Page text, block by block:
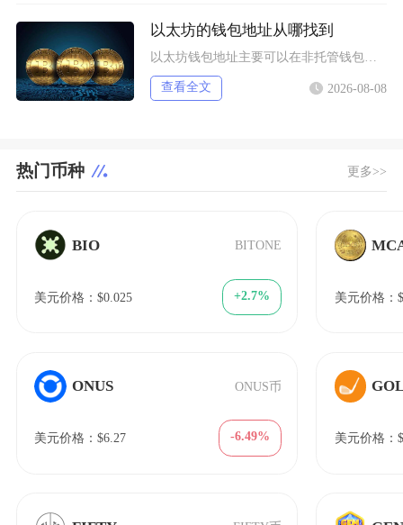
以太坊的钱包地址从哪找到
查看全文 2026-08-08
热门币种 更多>>
BIO BITONE
美元价格：$0.025 +2.7%
ONUS ONUS币
美元价格：$6.27 -6.49%
美元价格：
美元价格：